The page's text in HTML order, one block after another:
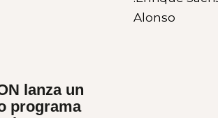
lanza un
programa